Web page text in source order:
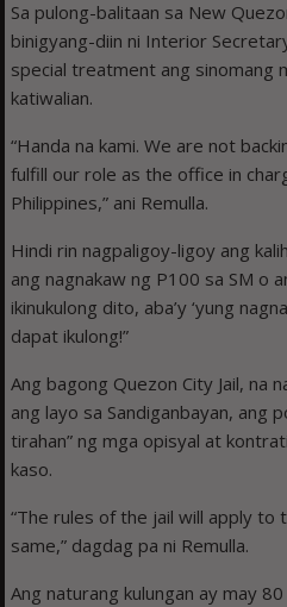
Sa pulong-balitaan sa New
binigyang-diin ni Interior
special treatment ang sinomang
katiwalian.
“Handa na kami. We are not
fulfill our role as the office in
Philippines,” ani Remulla.
Hindi rin nagpaligoy-ligoy ang
ang nagnakaw ng P100 sa SM o
ikinukulong dito, aba’y ‘yung
dapat ikulong!”
Ang bagong Quezon City Jail, na
ang layo sa Sandiganbayan, ang
tirahan” ng mga opisyal at
kaso.
“The rules of the jail will apply
same,” dagdag pa ni Remulla.
Ang naturang kulungan ay may